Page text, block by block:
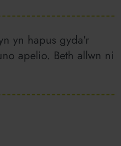
yn hapus gyda'r
apelio. Beth allwn ni